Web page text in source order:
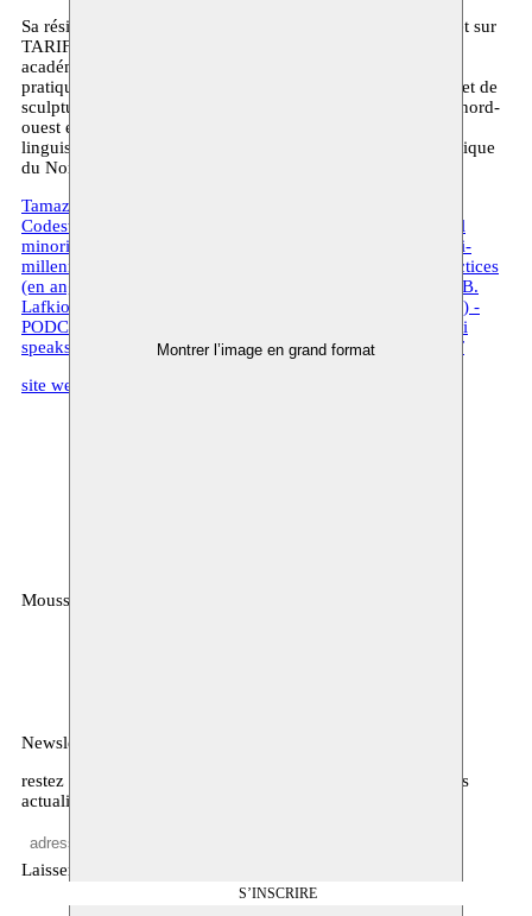
Montrer l’image en grand format
Sa résidence à Moussem s’inscrit dans le cadre de son projet sur
TARIFIT ARTISTRY dans lequel, en plus de ses recherches
académiques, Lafkioui souhaite approfondir davantage sa
pratique artistique précoce sous forme de poésie, de dessin et de
sculpture. Tarifit désigne la langue tamazight du Rif (nord, nord-
ouest et nord-est du Maroc) ; tamazight étant une famille
linguistique d’une quarantaine de langues pratiquées en Afrique
du Nord et sa diaspora.
Tamazight. Taal, macht en identiteit (en néerlandais) - PDF
Codeswitching and artistic performance among multilingual
minorities in Flanders (en anglais) - PDF
Tamazight. A multi-
millennial journey of a language family and its cultural practices
(en anglais) - VIDEO
Twiza Podcast XXIII, Prof. Dr. Mena B.
Lafkioui speaks about the language ’Tamazight’ (en anglais) -
PODCAST
Twiza Podcast XXIV, Prof. Dr. Mena B. Lafkioui
speaks about the language ‘Tarifit’ (en anglais) - PODCAST
site web Mena B. Lafkioui
Moussem
Newsletter
restez informé·es sur notre programme, l’agenda, et d’autres
actualités
Laisser vide
S’INSCRIRE